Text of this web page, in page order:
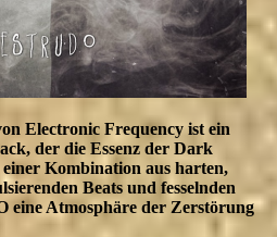
Electronic Frequency ist ein
der die Essenz der Dark
Kombination aus harten,
Beats und fesselnden
eine Atmosphäre der Zerstörung